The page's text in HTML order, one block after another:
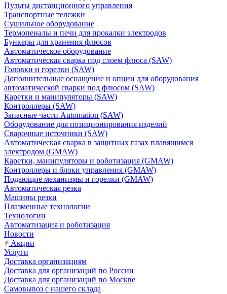
Пульты дистанционного управления
Транспортные тележки
Сушильное оборудование
Термопеналы и печи для прокалки электродов
Бункеры для хранения флюсов
Автоматическое оборудование
Автоматическая сварка под слоем флюса (SAW)
Головки и горелки (SAW)
Дополнительные оснащение и опции для оборудования
автоматической сварки под флюсом (SAW)
Каретки и манипуляторы (SAW)
Контроллеры (SAW)
Запасные части Automation (SAW)
Оборудование для позиционирования изделий
Сварочные источники (SAW)
Автоматическая сварка в защитных газах плавящимся
электродом (GMAW)
Каретки, манипуляторы и роботизация (GMAW)
Контроллеры и блоки управления (GMAW)
Подающие механизмы и горелки (GMAW)
Автоматическая резка
Машины резки
Плазменные технологии
Технологии
Автоматизация и роботизация
Новости
Акции
Услуги
Доставка организациям
Доставка для организаций по России
Доставка для организаций по Москве
Самовывоз с нашего склада